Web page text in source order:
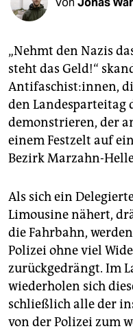
fragen & hilfe
unterstützen
abo
genossenschaft
epaper login
„Nehmt den Nazis
steht das Geld!“
Antifaschist:innen,
den Landesparteitag
demonstrieren, der
einem Festzelt auf
Bezirk Marzahn-
Als sich ein
Limousine nähert,
die Fahrbahn,
Polizei ohne viel
zurückgedrängt. Im
wiederholen sich
schließlich alle der
von der Polizei zum